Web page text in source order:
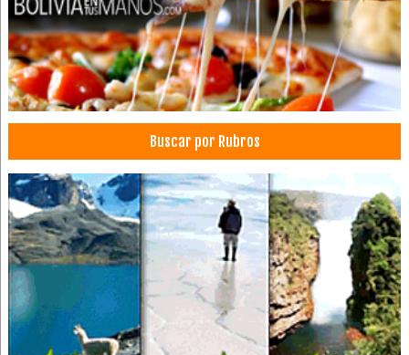
Oftalmología
Oculistas
Medicina Estética
Clínicas particulares
Médicos Odontólogos
Odontología Integral
Odontología
Buscar por Rubros